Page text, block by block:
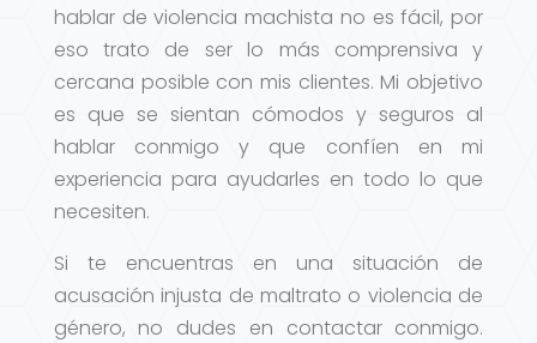
hablar de violencia machista no es fácil, por
eso trato de ser lo más comprensiva y
cercana posible con mis clientes. Mi objetivo
es que se sientan cómodos y seguros al
hablar conmigo y que confíen en mi
experiencia para ayudarles en todo lo que
necesiten.
Si te encuentras en una situación de
acusación injusta de maltrato o violencia de
género, no dudes en contactar conmigo.